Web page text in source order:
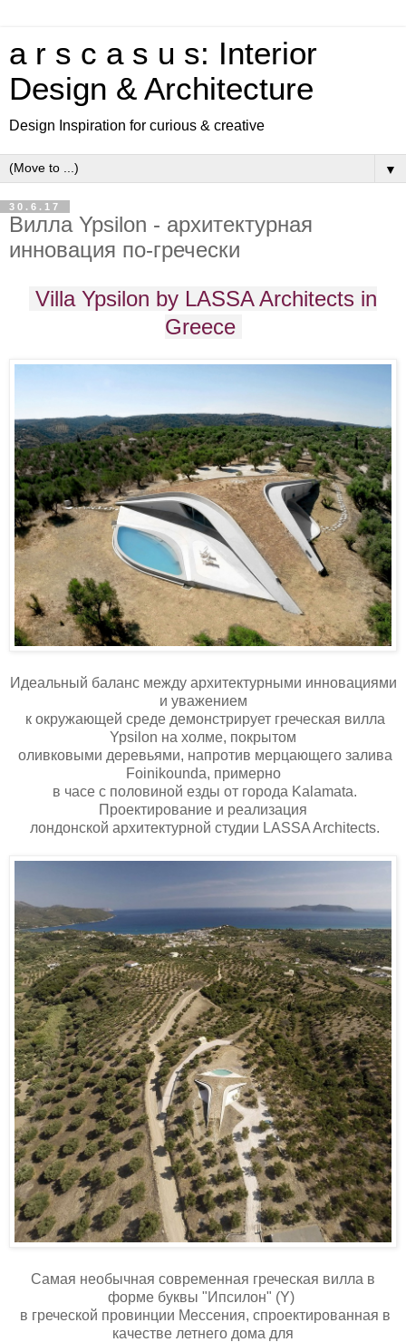
a r s c a s u s: Interior
Design & Architecture
Design Inspiration for curious & creative
▼
30.6.17
Вилла Ypsilon - архитектурная
инновация по-гречески
Villa Ypsilon by LASSA Architects in
Greece
Идеальный баланс между архитектурными инновациями
и уважением
к окружающей среде демонстрирует греческая вилла
Ypsilon на холме, покрытом
оливковыми деревьями, напротив мерцающего залива
Foinikounda, примерно
в часе с половиной езды от города Kalamata.
Проектирование и реализация
лондонской архитектурной студии LASSA Architects.
Самая необычная современная греческая вилла в
форме буквы "Ипсилон" (Y)
в греческой провинции Мессения, спроектированная в
качестве летнего дома для